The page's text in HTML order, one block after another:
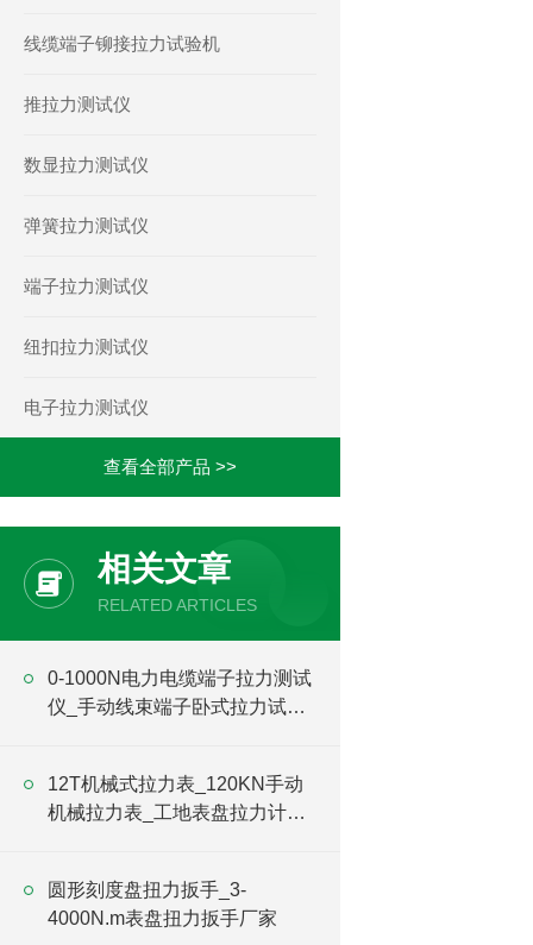
线缆端子铆接拉力试验机
推拉力测试仪
数显拉力测试仪
弹簧拉力测试仪
端子拉力测试仪
纽扣拉力测试仪
电子拉力测试仪
查看全部产品 >>
相关文章
RELATED ARTICLES
0-1000N电力电缆端子拉力测试
仪_手动线束端子卧式拉力试验
12T机械式拉力表_120KN手动
机械拉力表_工地表盘拉力计价
圆形刻度盘扭力扳手_3-
4000N.m表盘扭力扳手厂家